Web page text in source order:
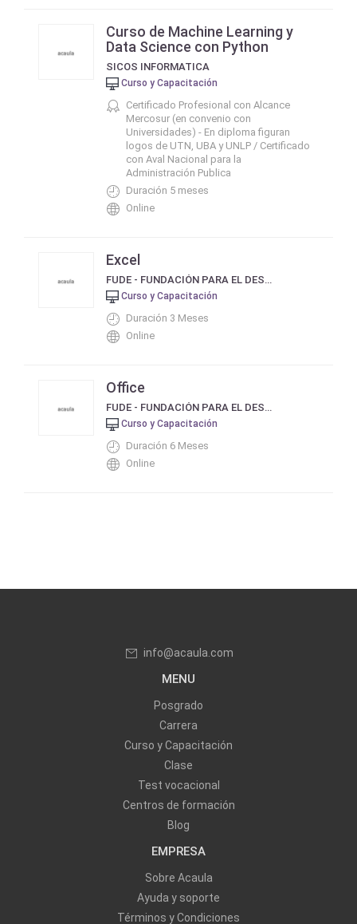
Curso de Machine Learning y
Data Science con Python
SICOS INFORMATICA
Curso y Capacitación
Certificado Profesional con Alcance
Mercosur (en convenio con
Universidades) - En diploma figuran
logos de UTN, UBA y UNLP / Certificado
con Aval Nacional para la
Administración Publica
Duración 5 meses
Online
Excel
FUDE - FUNDACIÓN PARA EL DESARROLLO EDUCATIVO
Curso y Capacitación
Duración 3 Meses
Online
Office
FUDE - FUNDACIÓN PARA EL DESARROLLO EDUCATIVO
Curso y Capacitación
Duración 6 Meses
Online
info@acaula.com
MENU
Posgrado
Carrera
Curso y Capacitación
Clase
Test vocacional
Centros de formación
Blog
EMPRESA
Sobre Acaula
Ayuda y soporte
Términos y Condiciones